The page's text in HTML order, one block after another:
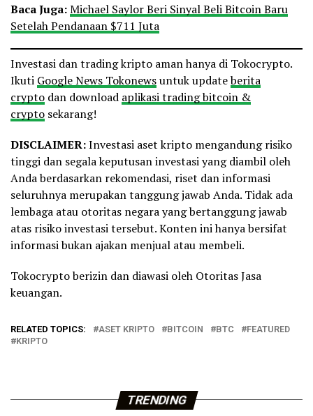
Baca Juga:Michael Saylor Beri Sinyal Beli Bitcoin Baru
Setelah Pendanaan $711 Juta
Investasi dan trading kripto aman hanya di Tokocrypto.
Ikuti Google News Tokonewsuntuk updateberita
crypto dan download aplikasi trading bitcoin &
crypto sekarang!
DISCLAIMER:Investasi aset kripto mengandung risiko
tinggi dan segala keputusan investasi yang diambil oleh
Anda berdasarkan rekomendasi, riset dan informasi
seluruhnya merupakan tanggung jawab Anda. Tidak ada
lembaga atau otoritas negara yang bertanggung jawab
atas risiko investasi tersebut. Konten ini hanya bersifat
informasi bukan ajakan menjual atau membeli.
Tokocrypto berizin dan diawasi oleh Otoritas Jasa
keuangan.
RELATED TOPICS: ASET KRIPTO BITCOIN BTC
FEATURED
KRIPTO
TRENDING